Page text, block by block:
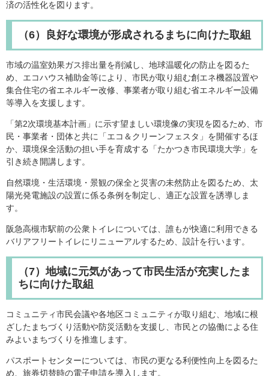
済の活性化を図ります。
（6）良好な環境が形成されるまちに向けた取組
市域の温室効果ガス排出量を削減し、地球温暖化の防止を図るた
め、エコハウス補助金等により、市民が取り組む創エネ機器設置や
集合住宅の省エネルギー改修、事業者が取り組む省エネルギー設備
等導入を支援します。
「第2次環境基本計画」に示す望ましい環境像の実現を図るため、市
民・事業者・団体と共に「エコ＆クリーンフェスタ」を開催するほ
か、環境保全活動の担い手を育成する「たかつき市民環境大学」を
引き続き開講します。
自然環境・生活環境・景観の保全と災害の未然防止を図るため、太
陽光発電施設の設置に係る条例を制定し、適正な設置を誘導しま
す。
阪急高槻市駅前の公衆トイレについては、誰もが快適に利用できる
バリアフリートイレにリニューアルするため、設計を行います。
（7）地域に元気があって市民生活が充実したま
ちに向けた取組
コミュニティ市民会議や各地区コミュニティが取り組む、地域に根
ざしたまちづくり活動や防災活動を支援し、市民との協働による住
みよいまちづくりを推進します。
パスポートセンターについては、市民の更なる利便性向上を図るた
め、旅券切替時の電子申請を導入します。